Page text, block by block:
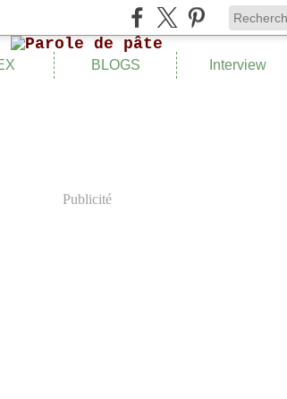
BLOGS Interview
Publicité